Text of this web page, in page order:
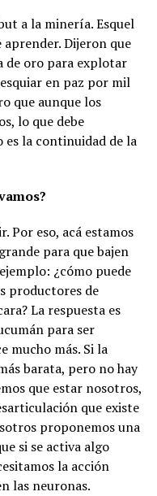
a la minería. Esquel
aprender. Dijeron que
de oro para explotar
en paz por mil
que aunque los
lo que debe
es la continuidad de la
Por eso, acá estamos
para que bajen
¿cómo puede
productores de
La respuesta es
para ser
mucho más. Si la
barata, pero no hay
que estar nosotros,
que existe
proponemos una
si se activa algo
la acción
las neuronas.